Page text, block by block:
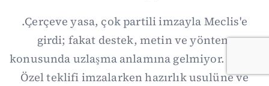
.Çerçeve yasa, çok partili imzayla Meclis'e
girdi; fakat destek, metin ve yöntem
konusunda uzlaşma anlamına gelmiyor. Özgür
Özel teklifi imzalarken hazırlık usulüne ve